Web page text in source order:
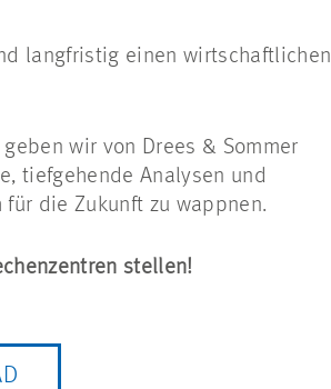
langfristig einen wirtschaftlichen
wir von Drees & Sommer
tiefgehende Analysen und
die Zukunft zu wappnen.
stellen!